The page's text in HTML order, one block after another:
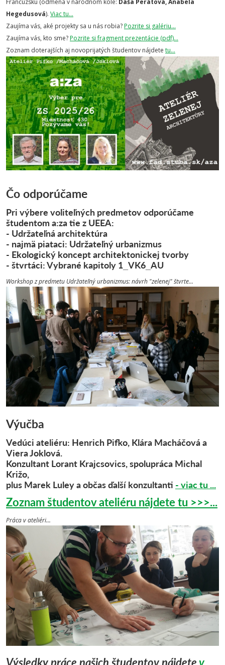
Francúzsku (odmena v národnom kole: Dáša Perátová, Anabela
Hegedusová). Viac tu...
Zaujíma vás, aké projekty sa u nás robia?Pozrite si galériu...
Zaujíma vás, kto sme?Pozrite si fragment prezentácie (pdf)...
Zoznam doterajších aj novoprijatých študentov nájdete tu...
Čo odporúčame
Pri výbere voliteľných predmetov odporúčame
študentom a:za tie z UEEA:
- Udržateľná architektúra
- najmä piataci: Udržateľný urbanizmus
- Ekologický koncept architektonickej tvorby
- štvrtáci: Vybrané kapitoly 1_VK6_AU
Workshop z predmetu Udržateľný urbanizmus: návrh "zelenej" štvrte...
Výučba
Vedúci ateliéru: Henrich Pifko, Klára Macháčováa
Viera Joklová.
Konzultant Lorant Krajcsovics, spolupráca Michal
Križo,
plus Marek Luley a občas ďalší konzultanti - viac tu ...
Zoznam študentov ateliéru nájdete tu >>>...
Práca v ateliéri...